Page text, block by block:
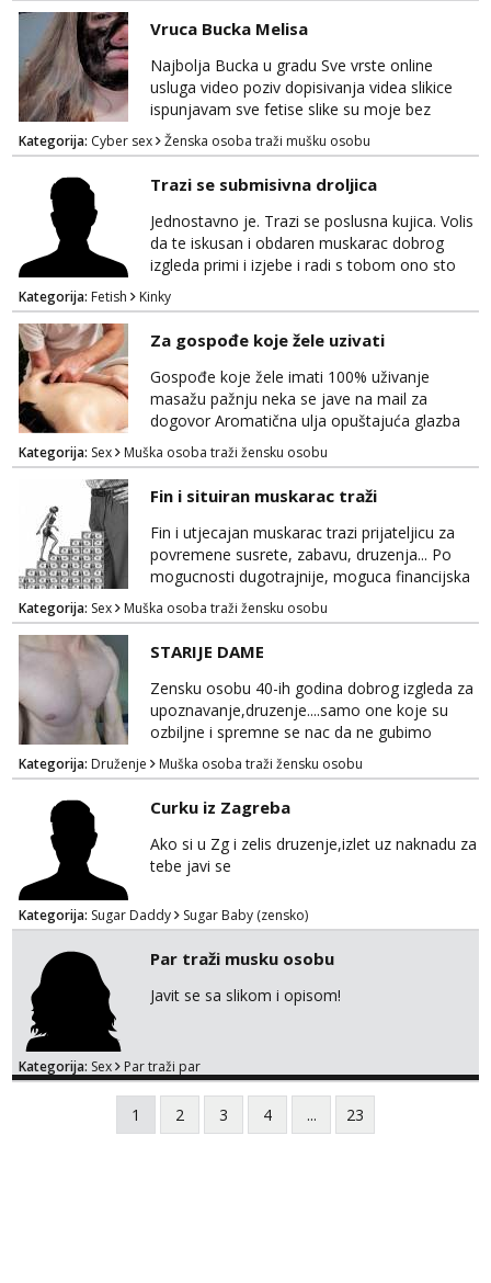
Nikakve umisljene femy ko fol ljepotice me ne
interesiraju. Stop pederima i slicnima. Stop
bonovima i slicne gluposti. Javi se sa slikom i
ukratko o sebi na: naal_naal@yahoo...
Vruca Bucka Melisa
Najbolja Bucka u gradu Sve vrste online
usluga video poziv dopisivanja videa slikice
ispunjavam sve fetise slike su moje bez
neugodnih iznenađenja javiti se na wap:
+385998702942
Kategorija: Cyber sex Ženska osoba traži mušku osobu
Trazi se submisivna droljica
Jednostavno je. Trazi se poslusna kujica. Volis
da te iskusan i obdaren muskarac dobrog
izgleda primi i izjebe i radi s tobom ono sto
on zeli raditi. Cura si van okvira,kinky i
poslusna. Idealno 25 godina max okvirno 40.
Nikakve umisljene femy ko fol ljepotice me ne
interesiraju. Stop pederima i slicnima. Stop
bonovima i slicne gluposti. Javi se sa slikom i
ukratko o sebi na: naal_naal@yaho...
Kategorija: Fetish Kinky
Za gospođe koje žele uzivati
Gospođe koje žele imati 100% uživanje
masažu pažnju neka se jave na mail za
dogovor Aromatična ulja opuštajuća glazba
Budi moja Kraljica i ispuni si želje za dobro
opuštanje Vaš prostor
Kategorija: Sex Muška osoba traži žensku osobu
Fin i situiran muskarac traži
Fin i utjecajan muskarac trazi prijateljicu za
povremene susrete, zabavu, druzenja... Po
mogucnosti dugotrajnije, moguca financijska
potpora!
Kategorija: Sex Muška osoba traži žensku osobu
STARIJE DAME
Zensku osobu 40-ih godina dobrog izgleda za
upoznavanje,druzenje....samo one koje su
ozbiljne i spremne se nac da ne gubimo
vrijeme!
Kategorija: Druženje Muška osoba traži žensku osobu
Curku iz Zagreba
Ako si u Zg i zelis druzenje,izlet uz naknadu za
tebe javi se
Kategorija: Sugar Daddy Sugar Baby (zensko)
Par traži musku osobu
Javit se sa slikom i opisom!
Kategorija: Sex Par traži par
1 2 3 4 ... 23